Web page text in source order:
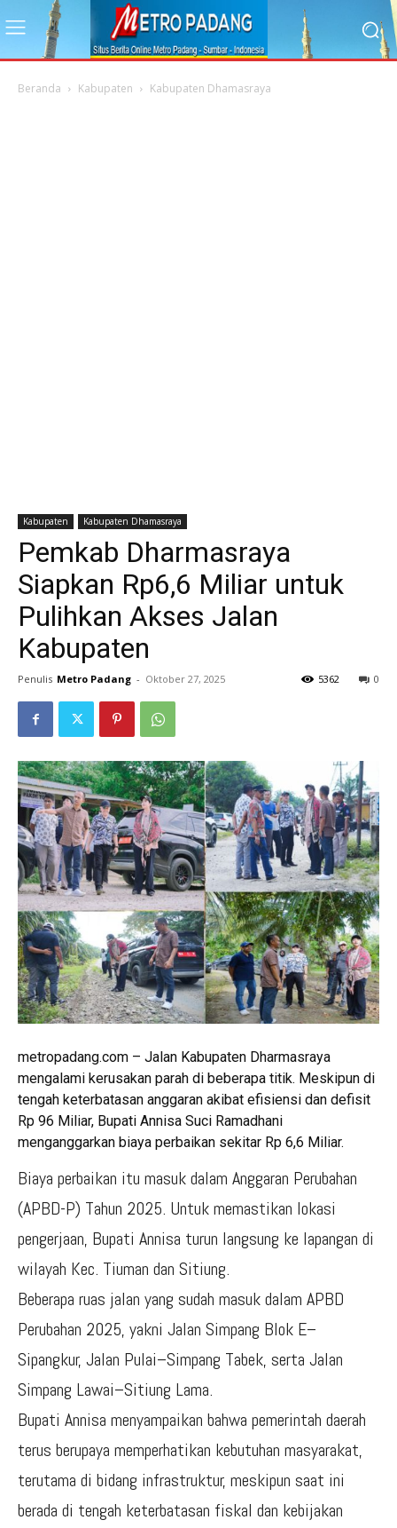
Beranda Kabupaten Kabupaten Dhamasraya
Kabupaten Kabupaten Dhamasraya
Pemkab Dharmasraya
Siapkan Rp6,6 Miliar untuk
Pulihkan Akses Jalan
Kabupaten
Penulis Metro Padang - Oktober 27, 2025 0
5362
metropadang.com – Jalan Kabupaten Dharmasraya
mengalami kerusakan parah di beberapa titik. Meskipun di
tengah keterbatasan anggaran akibat efisiensi dan defisit
Rp 96 Miliar, Bupati Annisa Suci Ramadhani
menganggarkan biaya perbaikan sekitar Rp 6,6 Miliar.
Biaya perbaikan itu masuk dalam Anggaran Perubahan
(APBD-P) Tahun 2025. Untuk memastikan lokasi
pengerjaan, Bupati Annisa turun langsung ke lapangan di
wilayah Kec. Tiuman dan Sitiung.
Beberapa ruas jalan yang sudah masuk dalam APBD
Perubahan 2025, yakni Jalan Simpang Blok E–
Sipangkur, Jalan Pulai–Simpang Tabek, serta Jalan
Simpang Lawai–Sitiung Lama.
Bupati Annisa menyampaikan bahwa pemerintah daerah
terus berupaya memperhatikan kebutuhan masyarakat,
terutama di bidang infrastruktur, meskipun saat ini
berada di tengah keterbatasan fiskal dan kebijakan